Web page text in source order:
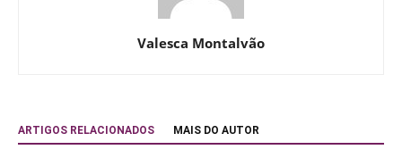
Valesca Montalvão
ARTIGOS RELACIONADOS MAIS DO AUTOR